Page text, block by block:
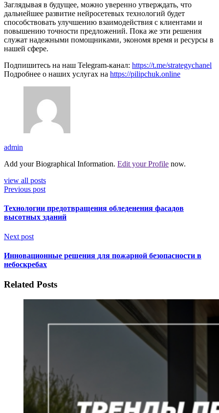
Заглядывая в будущее, можно уверенно утверждать, что
дальнейшее развитие нейросетевых технологий будет
способствовать улучшению взаимодействия с клиентами и
повышению точности предложений. Пока же эти решения
служат надежными помощниками, экономя время и ресурсы в
нашей сфере.
Подпишитесь на наш Telegram-канал: https://t.me/strategychanel
Подробнее о наших услугах на https://pilipchuk.online
admin
Add your Biographical Information. Edit your Profile now.
view all posts
Previous post
Технологии предотвращения обледенения фасадов
высотных зданий
Next post
Инновационные решения для пожарной безопасности в
небоскребах
Related Posts